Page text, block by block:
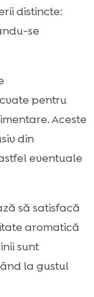
distincte:
se
pentru
Aceste
din
eventuale
să satisfacă
aromatică
sunt
la gustul